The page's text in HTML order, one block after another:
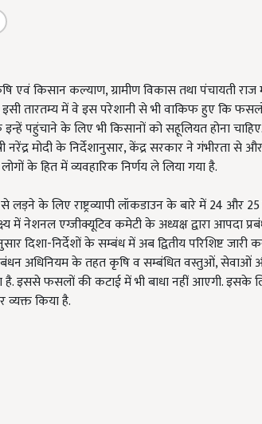
किसान कल्याण, ग्रामीण विकास तथा पंचायती राज
इसी तारतम्य में वे इस परेशानी से भी वाकिफ हुए कि
पहुंचाने के लिए भी किसानों को सहूलियत होना
मोदी के निर्देशानुसार, केंद्र सरकार ने गंभीरता से
के हित में व्यवहारिक निर्णय ले लिया गया है.
से लड़ने के लिए राष्ट्रव्यापी लॉकडाउन के बारे में 24 और
में नेशनल एग्जीक्यूटिव कमेटी के अध्यक्ष द्वारा आपदा
दिशा-निर्देशों के सम्बंध में अब द्वितीय परिशिष्ट जारी
अधिनियम के तहत कृषि व सम्बंधित वस्तुओं, सेवाओं
है. इससे फसलों की कटाई में भी बाधा नहीं आएगी. इसके
व्यक्त किया है.